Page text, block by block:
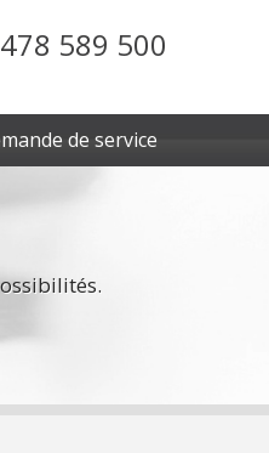
589 500
de service